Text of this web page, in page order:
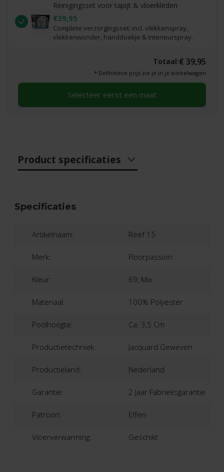
Reinigingsset voor tapijt & vloerkleden
€39,95
Complete verzorgingsset: incl. vlekkenspray,
vlekkenwonder, handdoekje & interieurspray.
Totaal:€ 39,95
* Definitieve prijs zie je in je winkelwagen
Selecteer eerst een maat
Product specificaties
Specificaties
Artikelnaam: Reef 15
Merk: Floorpassion
Kleur: 69, Mix
Materiaal: 100% Polyester
Poolhoogte: Ca. 3,5 Cm
Productietechniek: Jacquard Geweven
Productieland: Nederland
Garantie: 2 Jaar Fabrieksgarantie
Patroon: Effen
Vloerverwarming: Geschikt